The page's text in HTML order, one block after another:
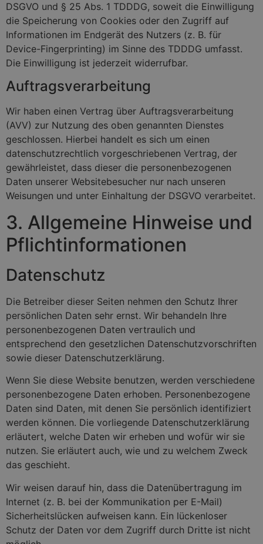
DSGVO und § 25 Abs. 1 TDDDG, soweit die Einwilligung
die Speicherung von Cookies oder den Zugriff auf
Informationen im Endgerät des Nutzers (z. B. für
Device-Fingerprinting) im Sinne des TDDDG umfasst.
Die Einwilligung ist jederzeit widerrufbar.
Auftragsverarbeitung
Wir haben einen Vertrag über Auftragsverarbeitung
(AVV) zur Nutzung des oben genannten Dienstes
geschlossen. Hierbei handelt es sich um einen
datenschutzrechtlich vorgeschriebenen Vertrag, der
gewährleistet, dass dieser die personenbezogenen
Daten unserer Websitebesucher nur nach unseren
Weisungen und unter Einhaltung der DSGVO verarbeitet.
3. Allgemeine Hinweise und
Pflicht­informationen
Datenschutz
Die Betreiber dieser Seiten nehmen den Schutz Ihrer
persönlichen Daten sehr ernst. Wir behandeln Ihre
personenbezogenen Daten vertraulich und
entsprechend den gesetzlichen Datenschutzvorschriften
sowie dieser Datenschutzerklärung.
Wenn Sie diese Website benutzen, werden verschiedene
personenbezogene Daten erhoben. Personenbezogene
Daten sind Daten, mit denen Sie persönlich identifiziert
werden können. Die vorliegende Datenschutzerklärung
erläutert, welche Daten wir erheben und wofür wir sie
nutzen. Sie erläutert auch, wie und zu welchem Zweck
das geschieht.
Wir weisen darauf hin, dass die Datenübertragung im
Internet (z. B. bei der Kommunikation per E-Mail)
Sicherheitslücken aufweisen kann. Ein lückenloser
Schutz der Daten vor dem Zugriff durch Dritte ist nicht